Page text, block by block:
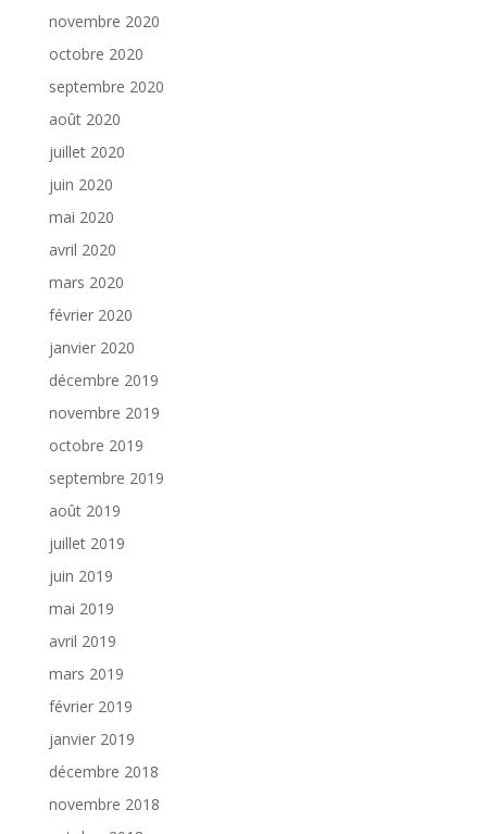
novembre 2020
octobre 2020
septembre 2020
août 2020
juillet 2020
juin 2020
mai 2020
avril 2020
mars 2020
février 2020
janvier 2020
décembre 2019
novembre 2019
octobre 2019
septembre 2019
août 2019
juillet 2019
juin 2019
mai 2019
avril 2019
mars 2019
février 2019
janvier 2019
décembre 2018
novembre 2018